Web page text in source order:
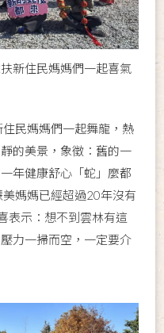
新住民媽媽們一起喜氣
民媽媽們一起舞龍，熱
的美景，象徵：舊的一
年健康舒心「蛇」麼都
媽媽已經超過20年沒有
表示：想不到雲林有這
力一掃而空，一定要介